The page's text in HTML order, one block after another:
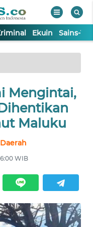
Ekuin Sains-
Mengintai,
Maluku
WIB